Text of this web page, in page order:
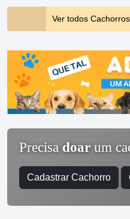
Ver todos
Precisa doar um
Cadastrar Cachorro